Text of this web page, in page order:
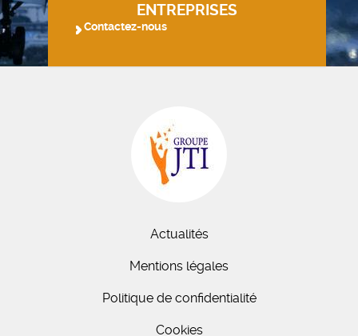
ENTREPRISES
Contactez-nous
Actualités
Mentions légales
Politique de confidentialité
Cookies